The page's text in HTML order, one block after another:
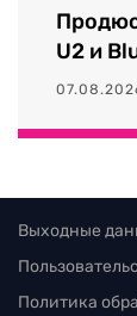
U2 и
Выходные
Политика